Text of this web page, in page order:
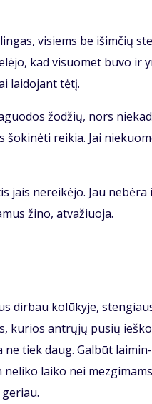
vi­siems be iš­im­čių
kad vi­suo­met bu­vo ir
lai­do­jant tė­tį.
žo­džių, nors
šo­ki­nė­ti rei­kia. Jai
jais ne­rei­kė­jo. Jau ne­bė­ra
ži­no, at­va­žiuo­ja.
dir­bau ko­lū­ky­je,
ku­rios ant­rų­jų pu­sių
ne tiek daug. Gal­būt lai­min­
lai­ko nei